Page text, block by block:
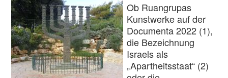
Ob Ruangrupas
Kunstwerke auf der
Documenta 2022 (1),
die Bezeichnung
Israels als
„Apartheitsstaat“ (2)